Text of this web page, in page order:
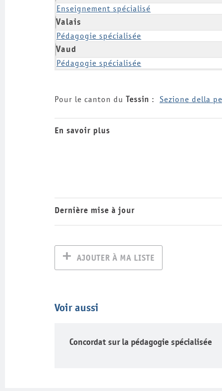
Enseignement spécialisé
Valais
Pédagogie spécialisée
Vaud
Pédagogie spécialisée
Pour le canton du Tessin : Sezione della
En savoir plus
Dernière mise à jour
AJOUTER À MA LISTE
Voir aussi
Concordat sur la pédagogie spécialisée